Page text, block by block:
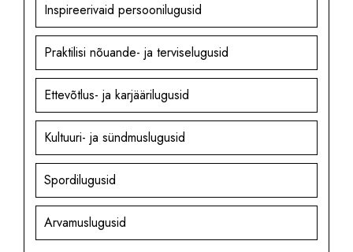
Inspireerivaid persoonilugusid
Praktilisi nõuande- ja terviselugusid
Ettevõtlus- ja karjäärilugusid
Kultuuri- ja sündmuslugusid
Spordilugusid
Arvamuslugusid